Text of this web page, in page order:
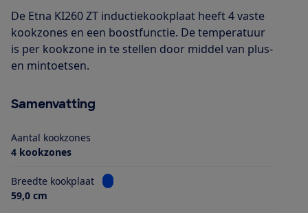
De Etna KI260 ZT inductiekookplaat heeft 4 vaste
kookzones en een boostfunctie. De temperatuur
is per kookzone in te stellen door middel van plus-
en mintoetsen.
Samenvatting
Aantal kookzones
4 kookzones
Breedte kookplaat
Bekijk informatie voor Breedte kookplaat
59,0 cm